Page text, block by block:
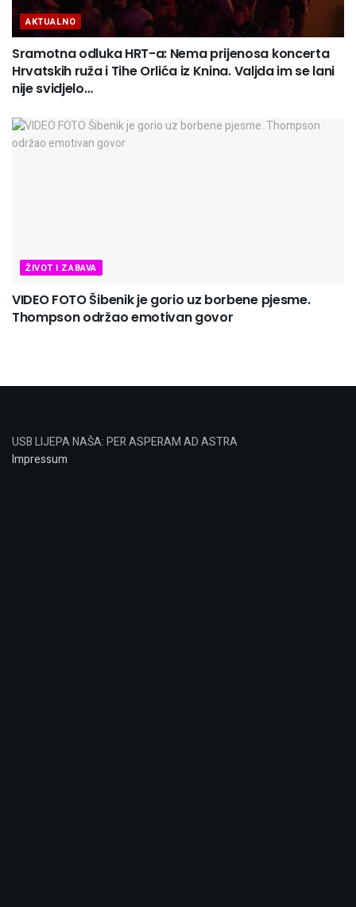
AKTUALNO
Sramotna odluka HRT-a: Nema prijenosa koncerta
Hrvatskih ruža i Tihe Orlića iz Knina. Valjda im se lani
nije svidjelo…
ŽIVOT I ZABAVA
VIDEO FOTO Šibenik je gorio uz borbene pjesme.
Thompson održao emotivan govor
USB LIJEPA NAŠA: PER ASPERAM AD ASTRA
Impressum